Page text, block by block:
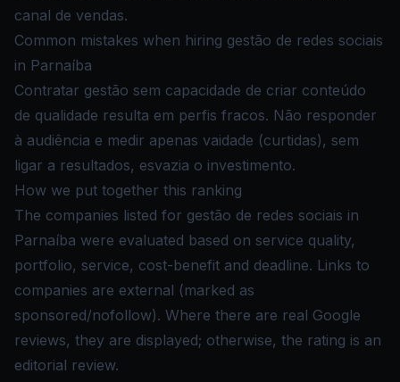
canal de vendas.
Common mistakes when hiring gestão de redes sociais
in Parnaíba
Contratar gestão sem capacidade de criar conteúdo
de qualidade resulta em perfis fracos. Não responder
à audiência e medir apenas vaidade (curtidas), sem
ligar a resultados, esvazia o investimento.
How we put together this ranking
The companies listed for gestão de redes sociais in
Parnaíba were evaluated based on service quality,
portfolio, service, cost-benefit and deadline. Links to
companies are external (marked as
sponsored/nofollow). Where there are real Google
reviews, they are displayed; otherwise, the rating is an
editorial review.